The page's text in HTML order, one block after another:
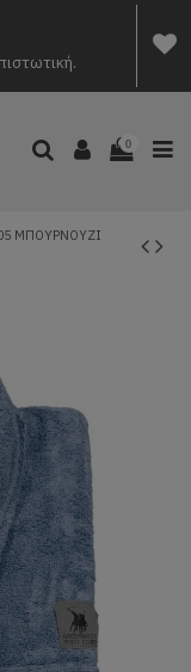
0
ΜΠΟΥΡΝΟΥΖΙ